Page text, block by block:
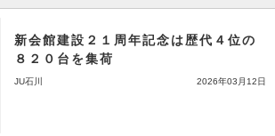
新会館建設２１周年記念は歴代４位の
８２０台を集荷
JU石川 2026年03月12日